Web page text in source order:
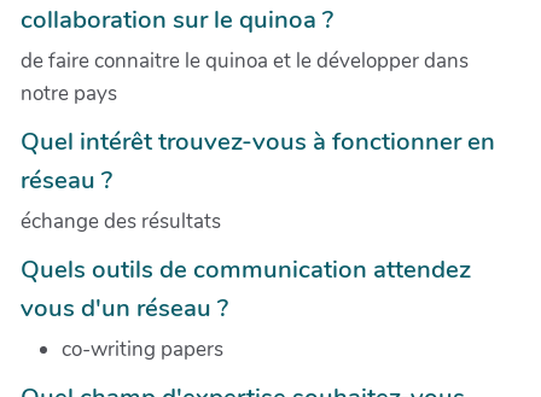
collaboration sur le quinoa ?
de faire connaitre le quinoa et le développer dans
notre pays
Quel intérêt trouvez-vous à fonctionner en
réseau ?
échange des résultats
Quels outils de communication attendez
vous d'un réseau ?
co-writing papers